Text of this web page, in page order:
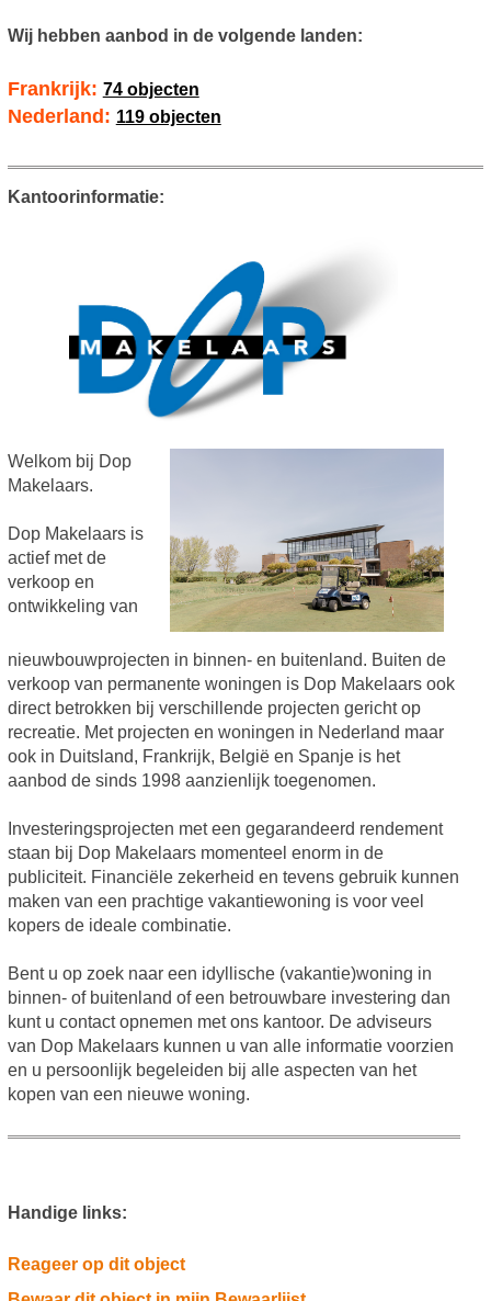
Wij hebben aanbod in de volgende landen:
Frankrijk: 74 objecten
Nederland: 119 objecten
Kantoorinformatie:
Welkom bij Dop
Makelaars.
Dop Makelaars is
actief met de
verkoop en
ontwikkeling van
nieuwbouwprojecten in binnen- en buitenland. Buiten de
verkoop van permanente woningen is Dop Makelaars ook
direct betrokken bij verschillende projecten gericht op
recreatie. Met projecten en woningen in Nederland maar
ook in Duitsland, Frankrijk, België en Spanje is het
aanbod de sinds 1998 aanzienlijk toegenomen.
Investeringsprojecten met een gegarandeerd rendement
staan bij Dop Makelaars momenteel enorm in de
publiciteit. Financiële zekerheid en tevens gebruik kunnen
maken van een prachtige vakantiewoning is voor veel
kopers de ideale combinatie.
Bent u op zoek naar een idyllische (vakantie)woning in
binnen- of buitenland of een betrouwbare investering dan
kunt u contact opnemen met ons kantoor. De adviseurs
van Dop Makelaars kunnen u van alle informatie voorzien
en u persoonlijk begeleiden bij alle aspecten van het
kopen van een nieuwe woning.
Handige links:
Reageer op dit object